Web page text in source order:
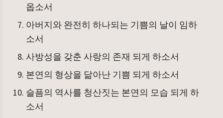
옵소서
아버지와 완전히 하나되는 기쁨의 날이 임하
소서
사방성을 갖춘 사랑의 존재 되게 하소서
본연의 형상을 닮아난 기쁨 되게 하소서
슬픔의 역사를 청산짓는 본연의 모습 되게 하
소서